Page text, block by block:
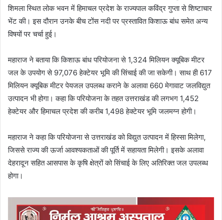
शिमला स्थित लोक भवन में हिमाचल प्रदेश के राज्यपाल कविंद्र गुप्ता से शिष्टाचार
भेंट की। इस दौरान उनके बीच टोंस नदी पर प्रस्तावित किशाऊ बांध समेत अन्य
विषयों पर चर्चा हुई।
महाराज ने बताया कि किशाऊ बांध परियोजना से 1,324 मिलियन क्यूबिक मीटर
जल के उपयोग से 97,076 हेक्टेयर भूमि की सिंचाई की जा सकेगी। साथ ही 617
मिलियन क्यूबिक मीटर पेयजल उपलब्ध कराने के अलावा 660 मेगावाट जलविद्युत
उत्पादन भी होगा। कहा कि परियोजना के तहत उत्तराखंड की लगभग 1,452
हेक्टेयर और हिमाचल प्रदेश की करीब 1,498 हेक्टेयर भूमि जलमग्न होगी।
महाराज ने कहा कि परियोजना से उत्तराखंड को विद्युत उत्पादन में हिस्सा मिलेगा,
जिससे राज्य की ऊर्जा आवश्यकताओं की पूर्ति में सहायता मिलेगी। इसके अलावा
देहरादून सहित आसपास के कृषि क्षेत्रों को सिंचाई के लिए अतिरिक्त जल उपलब्ध
होगा।